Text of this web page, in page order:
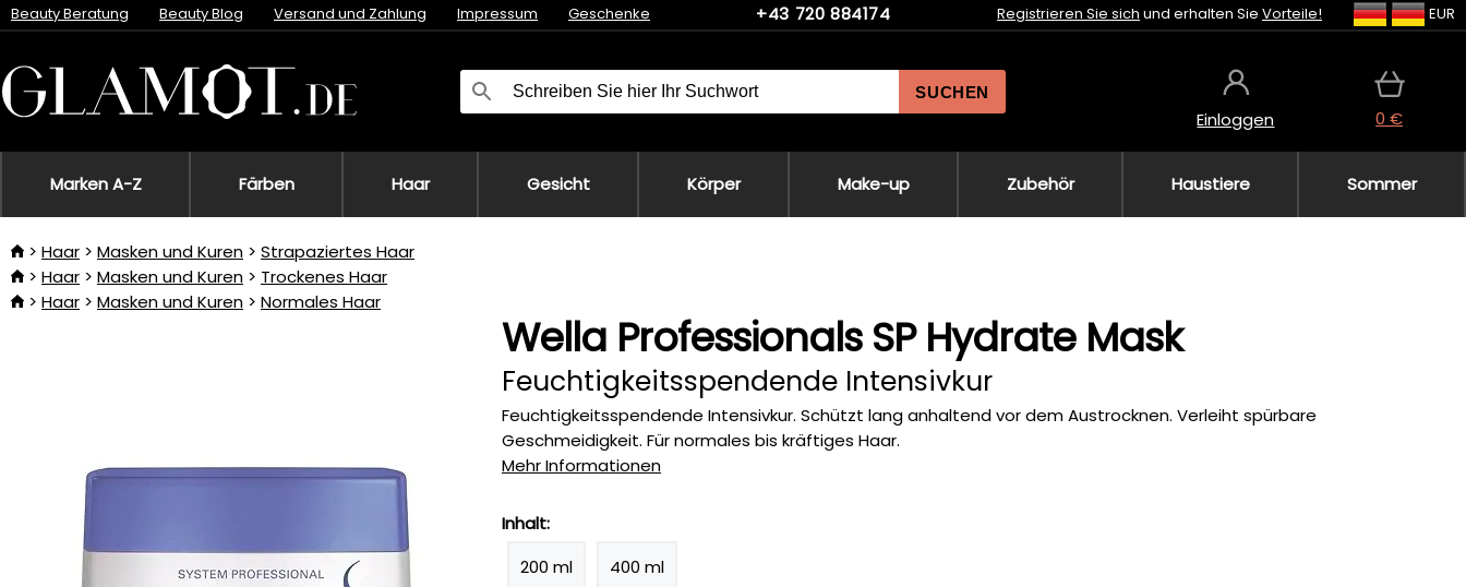
Beauty Beratung Beauty Blog Versand und Zahlung Impressum Geschenke +43 720 884174 Registrieren Sie sich und erhalten Sie Vorteile! EUR
SUCHEN
Einloggen 0 €
Marken A-Z Färben Haar Gesicht Körper Make-up Zubehör Haustiere Sommer
Haar Masken und Kuren
Strapaziertes Haar
Haar
Masken und Kuren
Trockenes Haar
Haar
Masken und Kuren Normales Haar
Wella Professionals SP Hydrate Mask
Feuchtigkeitsspendende Intensivkur
Feuchtigkeitsspendende Intensivkur. Schützt lang anhaltend vor dem Austrocknen. Verleiht spürbare
Geschmeidigkeit. Für normales bis kräftiges Haar.
Mehr Informationen
Inhalt:
200 ml
400 ml